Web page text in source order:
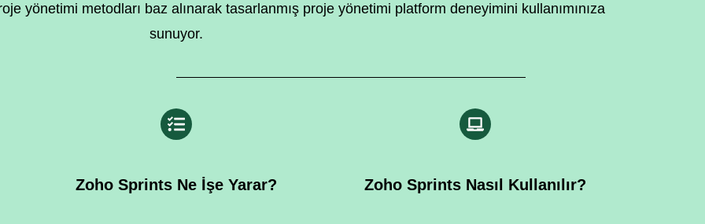
yönetimi metodları baz alınarak tasarlanmış proje yönetimi platform deneyimini kullanımınıza
sunuyor.
Zoho Sprints Ne İşe Yarar? Zoho Sprints Nasıl Kullanılır?